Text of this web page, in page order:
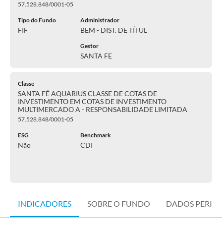
57.528.848/0001-05
Tipo do Fundo
FIF
Administrador
BEM - DIST. DE TÍTUL
Gestor
SANTA FE
Classe
SANTA FÉ AQUARIUS CLASSE DE COTAS DE
INVESTIMENTO EM COTAS DE INVESTIMENTO
MULTIMERCADO A - RESPONSABILIDADE LIMITADA
57.528.848/0001-05
ESG
Não
Benchmark
CDI
INDICADORES SOBRE O FUNDO DADOS